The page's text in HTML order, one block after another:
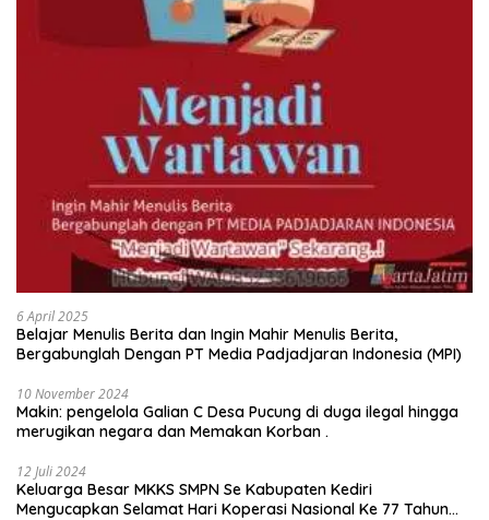
6 April 2025
Belajar Menulis Berita dan Ingin Mahir Menulis Berita,
Bergabunglah Dengan PT Media Padjadjaran Indonesia (MPI)
10 November 2024
Makin: pengelola Galian C Desa Pucung di duga ilegal hingga
merugikan negara dan Memakan Korban .
12 Juli 2024
Keluarga Besar MKKS SMPN Se Kabupaten Kediri
Mengucapkan Selamat Hari Koperasi Nasional Ke 77 Tahun